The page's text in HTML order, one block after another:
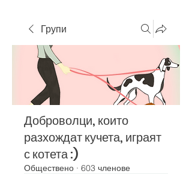
Групи
Доброволци, които
разхождат кучета, играят
с котета :)
Обществено · 603 членове